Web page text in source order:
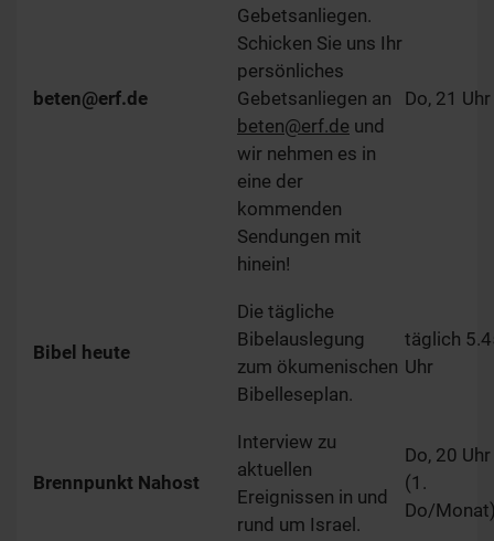
beten@erf.de
Gebetsanliegen.
Schicken Sie uns Ihr
persönliches
Gebetsanliegen an
beten@erf.de und
wir nehmen es in
eine der
kommenden
Sendungen mit
hinein!
Do, 21 Uhr
Bibel heute
Die tägliche
Bibelauslegung
zum ökumenischen
Bibelleseplan.
täglich
Uhr
Brennpunkt Nahost
Interview zu
aktuellen
Ereignissen in und
rund um Israel.
Do, 20 Uhr
(1.
Do/